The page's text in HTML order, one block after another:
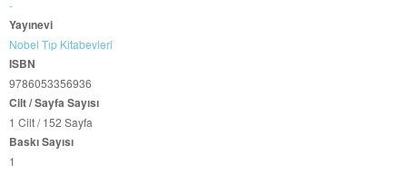
-
Yayınevi
Nobel Tıp Kitabevleri
ISBN
9786053356936
Cilt / Sayfa Sayısı
1 Cilt / 152 Sayfa
Baskı Sayısı
1